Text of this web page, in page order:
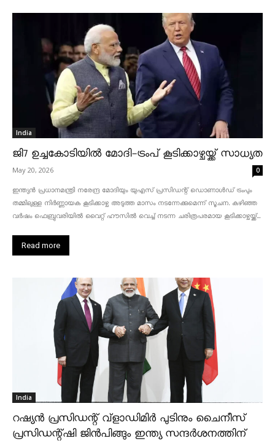
India
ജി7 ഉച്ചകോടിയിൽ മോദി-ട്രംപ് കൂടിക്കാഴ്ചയ്ക്ക് സാധ്യത
May 20, 2026 0
ഇന്ത്യൻ പ്രധാനമന്ത്രി നരേന്ദ്ര മോദിയും യുഎസ് പ്രസിഡന്റ് ഡൊണാൾഡ് ട്രംപും
തമ്മിലുള്ള നിർണ്ണായക കൂടിക്കാഴ്ച അടുത്ത മാസം നടന്നേക്കുമെന്ന് സൂചന. കഴിഞ്ഞ
വർഷം ഫെബ്രുവരിയിൽ വൈറ്റ് ഹൗസിൽ വെച്ച് നടന്ന ചരിത്രപരമായ കൂടിക്കാഴ്ചയ്ക്ക്...
Read more
India
റഷ്യൻ പ്രസിഡന്റ് വ്‌ളാഡിമിർ പുടിനും ചൈനീസ്
പ്രസിഡന്റ്ഷി ജിൻപിങ്ങും ഇന്ത്യ സന്ദർശനത്തിന്